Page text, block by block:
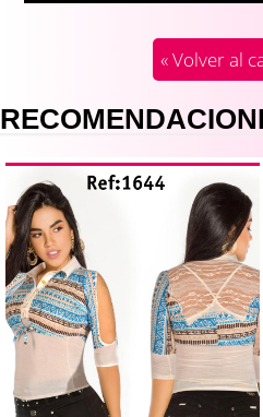
« Volver al